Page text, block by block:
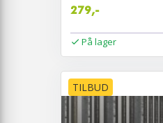
279,-
På lager
TILBUD